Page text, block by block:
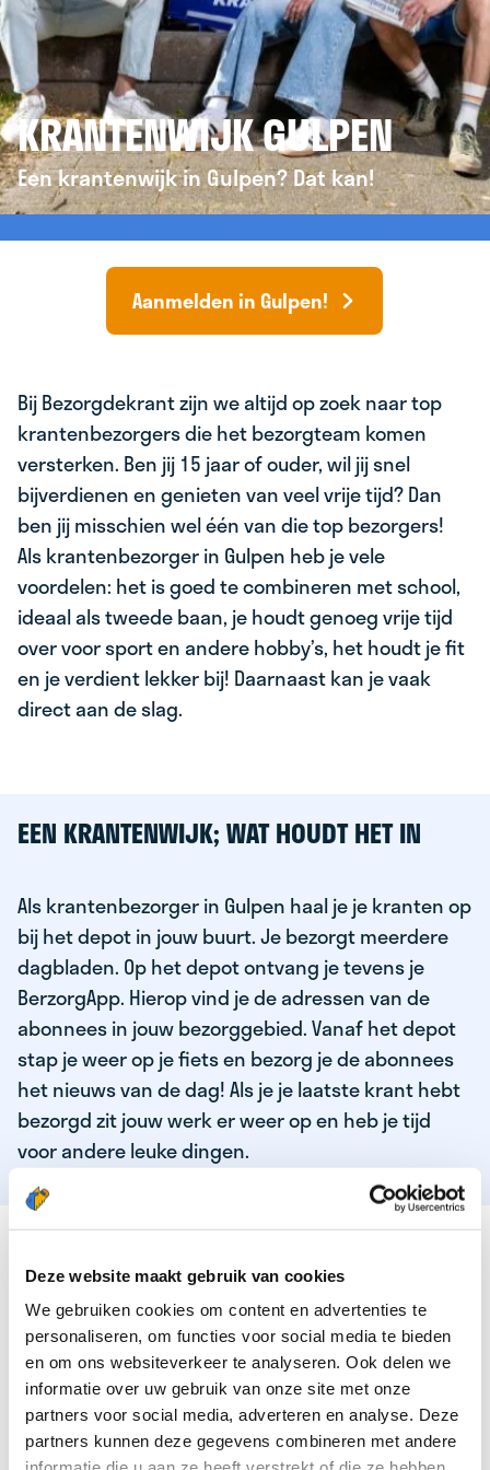
Deze website maakt gebruik van cookies
We gebruiken cookies om content en advertenties te
personaliseren, om functies voor social media te bieden
en om ons websiteverkeer te analyseren. Ook delen we
informatie over uw gebruik van onze site met onze
partners voor social media, adverteren en analyse. Deze
partners kunnen deze gegevens combineren met andere
KRANTENWIJK GULPEN
Een krantenwijk in Gulpen? Dat kan!
Aanmelden in Gulpen!
Bij Bezorgdekrant zijn we altijd op zoek naar top
krantenbezorgers die het bezorgteam komen
versterken. Ben jij 15 jaar of ouder, wil jij snel
bijverdienen en genieten van veel vrije tijd? Dan
ben jij misschien wel één van die top bezorgers!
Als krantenbezorger in Gulpen heb je vele
voordelen: het is goed te combineren met school,
ideaal als tweede baan, je houdt genoeg vrije tijd
over voor sport en andere hobby’s, het houdt je fit
en je verdient lekker bij! Daarnaast kan je vaak
direct aan de slag.
EEN KRANTENWIJK; WAT HOUDT HET IN
Als krantenbezorger in Gulpen haal je je kranten op
bij het depot in jouw buurt. Je bezorgt meerdere
dagbladen. Op het depot ontvang je tevens je
BerzorgApp. Hierop vind je de adressen van de
abonnees in jouw bezorggebied. Vanaf het depot
stap je weer op je fiets en bezorg je de abonnees
het nieuws van de dag! Als je je laatste krant hebt
bezorgd zit jouw werk er weer op en heb je tijd
voor andere leuke dingen.
DEZE KWALITEITEN HEEFT ONZE TOP
KRANTENBEZORGER
Je bent verantwoordelijk en zelfstandig
Je houdt van lekker bewegen in de frisse lucht
Je houdt vooral van fijn werk dat lekker bijverdient!
Je wordt blij van het bezorgen van het laatste nieuws